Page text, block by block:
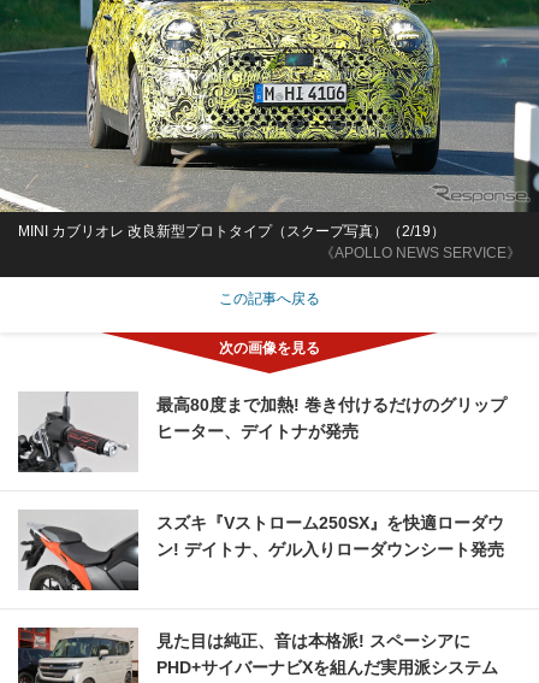
《APOLLO NEWS SERVICE》
MINI カブリオレ 改良新型プロトタイプ（スクープ写真）（2/19）
この記事へ戻る
最高80度まで加熱! 巻き付けるだけのグリップ
ヒーター、デイトナが発売
スズキ『Vストローム250SX』を快適ローダウ
ン! デイトナ、ゲル入りローダウンシート発売
見た目は純正、音は本格派! スペーシアに
PHD+サイバーナビXを組んだ実用派システム